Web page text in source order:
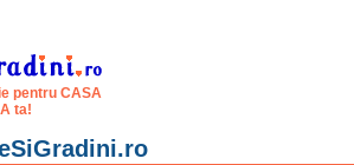
pentru CASA
ta!